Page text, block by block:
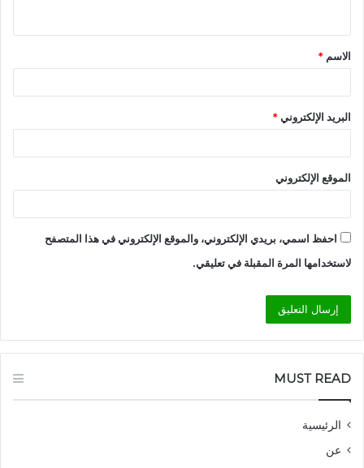
ق
*
الاسم *
البريد الإلكتروني*
الموقع الإلكتروني
احفظ اسمي، بريدي الإلكتروني، والموقع الإلكتروني في هذا المتصفح
لاستخدامها المرة المقبلة في تعليقي.
MUST READ
الرئيسية
عن